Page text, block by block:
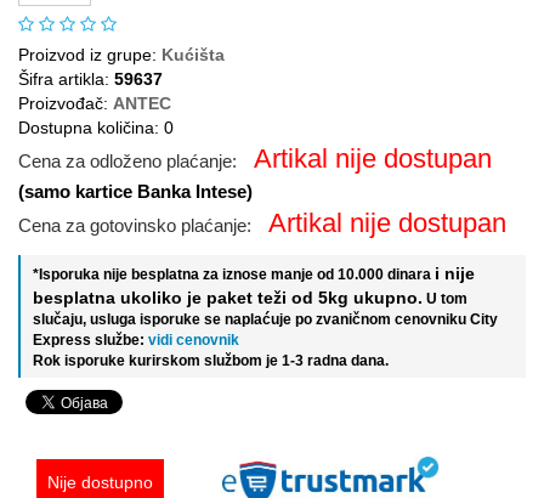
Proizvod iz grupe: Kućišta
Šifra artikla: 59637
Proizvođač: ANTEC
Dostupna količina: 0
Cena za odloženo plaćanje: Artikal nije dostupan
(samo kartice Banka Intese)
Cena za gotovinsko plaćanje:
Artikal nije dostupan
*Isporuka nije besplatna za iznose manje od 10.000 dinara i nije
besplatna ukoliko je paket teži od 5kg ukupno. U tom
slučaju, usluga isporuke se naplaćuje po zvaničnom cenovniku City
Express službe: vidi cenovnik
Rok isporuke kurirskom službom je 1-3 radna dana.
Nije dostupno